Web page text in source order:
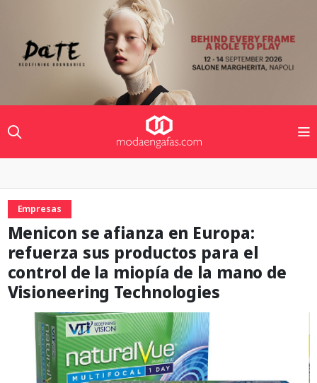
Empresas
Menicon se afianza en Europa:
refuerza sus productos para el
control de la miopía de la mano de
Visioneering Technologies